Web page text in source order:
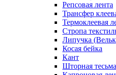
Репсовая лента
Трансфер
Термоклеевая
Стропа
Липучка
Косая бейка
Кант
Шторная тесьма